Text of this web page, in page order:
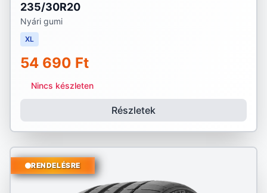
235/30R20
Nyári gumi
XL
54 690 Ft
Nincs készleten
Részletek
RENDELÉSRE